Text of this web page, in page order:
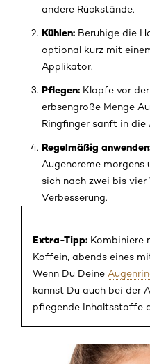
andere Rückstände.
Kühlen: Beruhige die
optional kurz mit
Applikator.
Pflegen: Klopfe vor
erbsengroße Menge
Ringfinger sanft in die
Regelmäßig
Augencreme morgens
sich nach zwei bis
Verbesserung.
Extra-Tipp: Kombiniere
Koffein, abends eines
Wenn Du Deine
kannst Du auch bei der
pflegende Inhaltsstoffe